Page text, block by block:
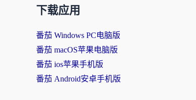
下载应用
番茄 Windows PC电脑版
番茄 macOS苹果电脑版
番茄 ios苹果手机版
番茄 Android安卓手机版